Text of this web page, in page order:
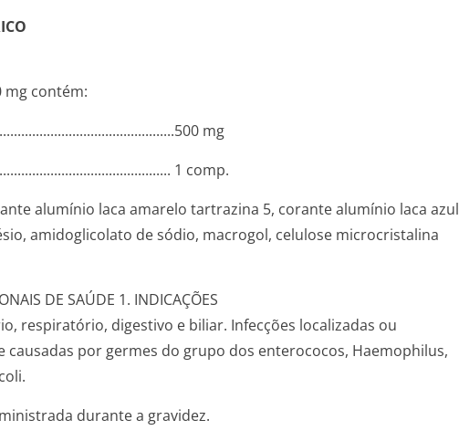
mg contém:
mg
1 comp.
alumínio laca amarelo tartrazina 5, corante alumínio laca azul
amidoglicolato de sódio, macrogol, celulose microcristalina
DE SAÚDE 1. INDICAÇÕES
respiratório, digestivo e biliar. Infecções localizadas ou
causadas por germes do grupo dos enterococos, Haemophilus,
durante a gravidez.